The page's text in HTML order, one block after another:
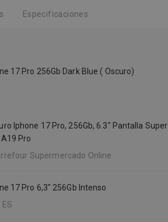
Especificaciones
17 Pro 256Gb Dark Blue ( Oscuro)
Iphone 17 Pro, 256Gb, 6.3" Pantalla Super
Pro
Supermercado Online
17 Pro 6,3" 256Gb Intenso
ES